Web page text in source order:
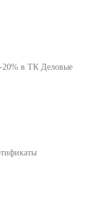
20% в ТК Деловые